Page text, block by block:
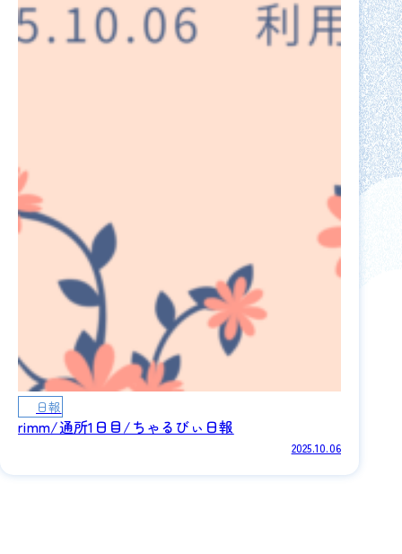
rimm/通所1日目/ちゃるびぃ日報
日報
2025.10.06